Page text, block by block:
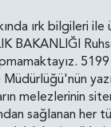
ırk bilgileri
BAKANLIĞI
5199
melezlerinin
sağlanan